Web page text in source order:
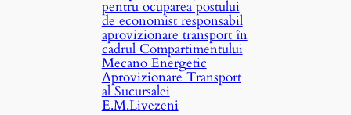
pentru ocuparea postului
de economist responsabil
aprovizionare transport în
cadrul Compartimentului
Mecano Energetic
Aprovizionare Transport
al Sucursalei
E.M.Livezeni